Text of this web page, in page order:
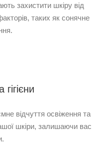
захистити шкіру від
таких як сонячне
відчуття освіження та
шкіри, залишаючи вас